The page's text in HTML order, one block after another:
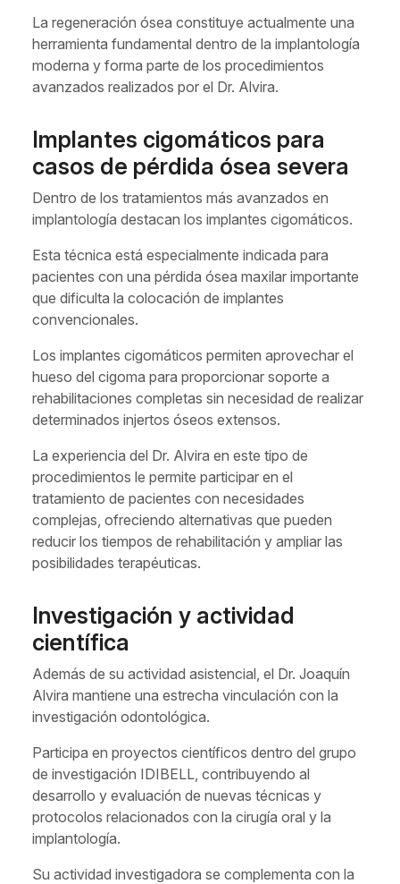
La regeneración ósea constituye actualmente una
herramienta fundamental dentro de la implantología
moderna y forma parte de los procedimientos
avanzados realizados por el Dr. Alvira.
Implantes cigomáticos para
casos de pérdida ósea severa
Dentro de los tratamientos más avanzados en
implantología destacan los implantes cigomáticos.
Esta técnica está especialmente indicada para
pacientes con una pérdida ósea maxilar importante
que dificulta la colocación de implantes
convencionales.
Los implantes cigomáticos permiten aprovechar el
hueso del cigoma para proporcionar soporte a
rehabilitaciones completas sin necesidad de realizar
determinados injertos óseos extensos.
La experiencia del Dr. Alvira en este tipo de
procedimientos le permite participar en el
tratamiento de pacientes con necesidades
complejas, ofreciendo alternativas que pueden
reducir los tiempos de rehabilitación y ampliar las
posibilidades terapéuticas.
Investigación y actividad
científica
Además de su actividad asistencial, el Dr. Joaquín
Alvira mantiene una estrecha vinculación con la
investigación odontológica.
Participa en proyectos científicos dentro del grupo
de investigación IDIBELL, contribuyendo al
desarrollo y evaluación de nuevas técnicas y
protocolos relacionados con la cirugía oral y la
implantología.
Su actividad investigadora se complementa con la